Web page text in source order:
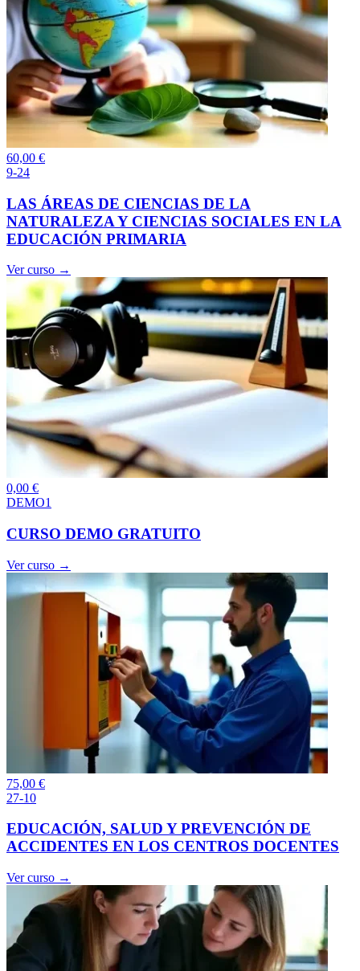
60,00 €
9-24
LAS ÁREAS DE CIENCIAS DE LA
NATURALEZA Y CIENCIAS SOCIALES EN LA
EDUCACIÓN PRIMARIA
Ver curso →
0,00 €
DEMO1
CURSO DEMO GRATUITO
Ver curso →
75,00 €
27-10
EDUCACIÓN, SALUD Y PREVENCIÓN DE
ACCIDENTES EN LOS CENTROS DOCENTES
Ver curso →